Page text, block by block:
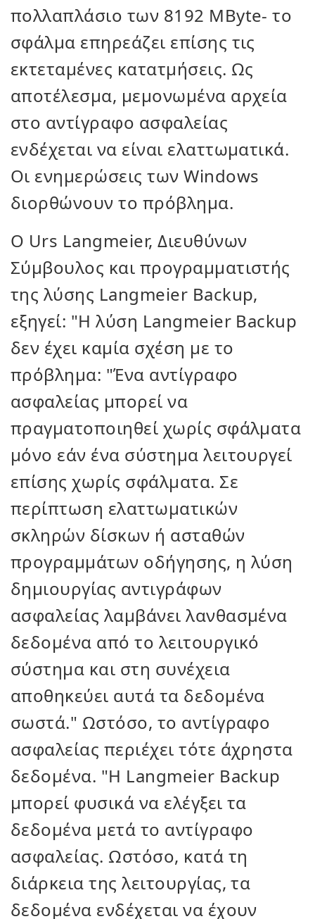
πολλαπλάσιο των 8192 MByte- το
σφάλμα επηρεάζει επίσης τις
εκτεταμένες κατατμήσεις. Ως
αποτέλεσμα, μεμονωμένα αρχεία
στο αντίγραφο ασφαλείας
ενδέχεται να είναι ελαττωματικά.
Οι ενημερώσεις των Windows
διορθώνουν το πρόβλημα.
Ο Urs Langmeier, Διευθύνων
Σύμβουλος και προγραμματιστής
της λύσης Langmeier Backup,
εξηγεί: "Η λύση Langmeier Backup
δεν έχει καμία σχέση με το
πρόβλημα: "Ένα αντίγραφο
ασφαλείας μπορεί να
πραγματοποιηθεί χωρίς σφάλματα
μόνο εάν ένα σύστημα λειτουργεί
επίσης χωρίς σφάλματα. Σε
περίπτωση ελαττωματικών
σκληρών δίσκων ή ασταθών
προγραμμάτων οδήγησης, η λύση
δημιουργίας αντιγράφων
ασφαλείας λαμβάνει λανθασμένα
δεδομένα από το λειτουργικό
σύστημα και στη συνέχεια
αποθηκεύει αυτά τα δεδομένα
σωστά." Ωστόσο, το αντίγραφο
ασφαλείας περιέχει τότε άχρηστα
δεδομένα. "Η Langmeier Backup
μπορεί φυσικά να ελέγξει τα
δεδομένα μετά το αντίγραφο
ασφαλείας. Ωστόσο, κατά τη
διάρκεια της λειτουργίας, τα
δεδομένα ενδέχεται να έχουν